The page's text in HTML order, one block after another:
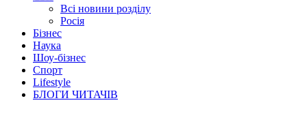
Всі новини розділу
Росія
Бізнес
Наука
Шоу-бізнес
Спорт
Lifestyle
БЛОГИ ЧИТАЧІВ